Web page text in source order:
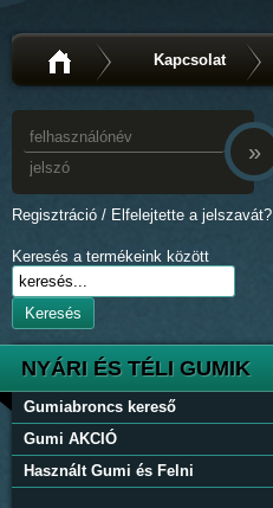
Kapcsolat
»
Regisztráció / Elfelejtette a jelszavát?
Keresés a termékeink között
Keresés
NYÁRI ÉS TÉLI GUMIK
Gumiabroncs kereső
Gumi AKCIÓ
Használt Gumi és Felni